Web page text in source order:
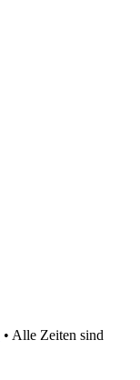
• Alle Zeiten sind